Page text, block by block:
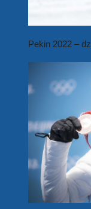
Pekin 2022 –